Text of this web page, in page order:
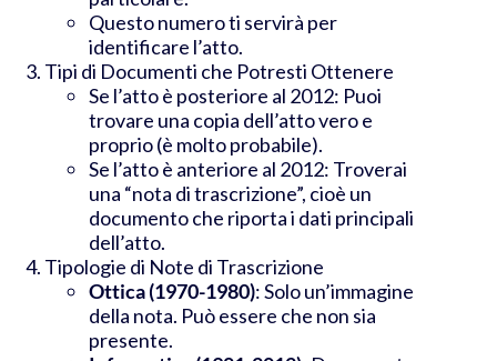
Questo numero ti servirà per
identificare l’atto.
Tipi di Documenti che Potresti Ottenere
Se l’atto è posteriore al 2012: Puoi
trovare una copia dell’atto vero e
proprio (è molto probabile).
Se l’atto è anteriore al 2012: Troverai
una “nota di trascrizione”, cioè un
documento che riporta i dati principali
dell’atto.
Tipologie di Note di Trascrizione
Ottica (1970-1980): Solo un’immagine
della nota. Può essere che non sia
presente.